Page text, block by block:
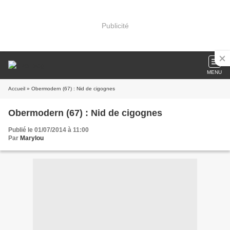
Publicité
MENU
Accueil » Obermodern (67) : Nid de cigognes
Obermodern (67) : Nid de cigognes
Publié le 01/07/2014 à 11:00
Par Marylou